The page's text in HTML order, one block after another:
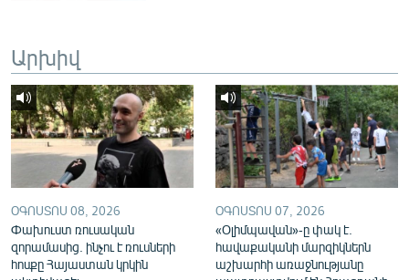
Հայերեն
English
Русский
ՀԵՏԵՎԵՔ ՄԵԶ
Արխիվ
ՕԳՈՍՏՈՍ 08, 2026
Փախուստ ռուսական
զորամասից. ինչու է ռուսների
հոսքը Հայաստան կրկին
ՕԳՈՍՏՈՍ 07, 2026
«Օլիմպավան»-ը փակ է.
հավաքականի մարզիկներն
աշխարհի առաջնությանը